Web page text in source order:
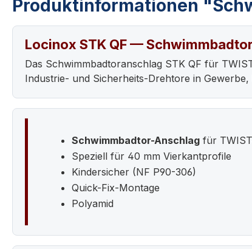
Produktinformationen
Locinox STK QF —
Das Schwimmbadtoranschlag STK QF für
Industrie- und Sicherheits-Drehtore in
Schwimmbadtor-Anschlag für
Speziell für 40 mm Vierkantprofile
Kindersicher (NF P90-306)
Quick-Fix-Montage
Polyamid